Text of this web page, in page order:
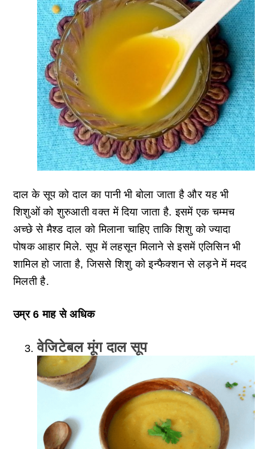
दाल के सूप को दाल का पानी भी बोला जाता है और यह भी
शिशुओं को शुरुआती वक्त में दिया जाता है. इसमें एक चम्मच
अच्छे से मैश्ड दाल को मिलाना चाहिए ताकि शिशु को ज्यादा
पोषक आहार मिले. सूप में लहसून मिलाने से इसमें एलिसिन भी
शामिल हो जाता है, जिससे शिशु को इन्फैक्शन से लड़ने में मदद
मिलती है.
उम्र 6 माह से अधिक
वेजिटेबल मूंग दाल सूप